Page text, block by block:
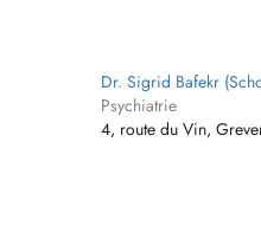
Dr. Sigrid Bafekr
Psychiatrie
4, route du Vin,